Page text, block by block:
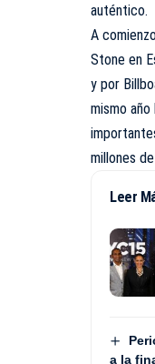
auténtico.
A
Stone en
y por
mismo año
millones
Leer
a la